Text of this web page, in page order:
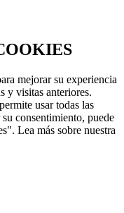
mejorar su experiencia
y visitas anteriores.
usar todas las
consentimiento, puede
Lea más sobre nuestra